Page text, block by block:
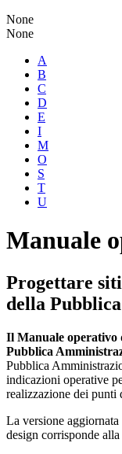
None
None
A
B
C
D
E
I
M
O
S
T
U
Manuale
Progettare
della
Il Manuale operativo
Pubblica
Pubblica
indicazioni operative
realizzazione dei punti
La versione
design corrisponde alla